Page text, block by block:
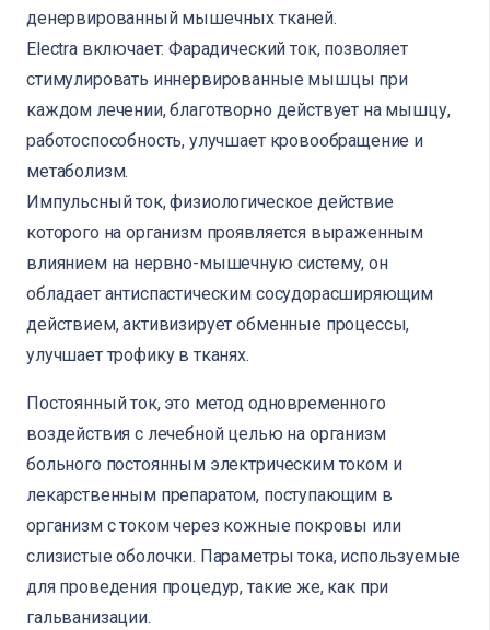
денервированный мышечных тканей.
Electra включает: Фарадический ток, позволяет
стимулировать иннервированные мышцы при
каждом лечении, благотворно действует на мышцу,
работоспособность, улучшает кровообращение и
метаболизм.
Импульсный ток, физиологическое действие
которого на организм проявляется выраженным
влиянием на нервно-мышечную систему, он
обладает антиспастическим сосудорасширяющим
действием, активизирует обменные процессы,
улучшает трофику в тканях.
Постоянный ток, это метод одновременного
воздействия с лечебной целью на организм
больного постоянным электрическим током и
лекарственным препаратом, поступающим в
организм с током через кожные покровы или
слизистые оболочки. Параметры тока, используемые
для проведения процедур, такие же, как при
гальванизации.